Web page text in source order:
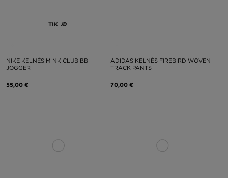
TIK
NIKE KELNĖS M NK CLUB BB
JOGGER
55,00 €
ADIDAS KELNĖS FIREBIRD WOVEN
TRACK PANTS
70,00 €